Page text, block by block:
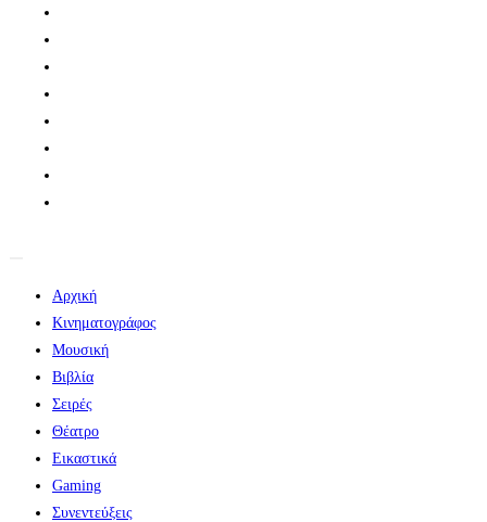
Αρχική
Κινηματογράφος
Μουσική
Βιβλία
Σειρές
Θέατρο
Εικαστικά
Gaming
Συνεντεύξεις